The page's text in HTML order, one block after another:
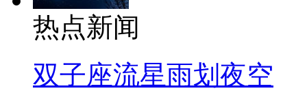
热点新闻
双子座流星雨划夜空